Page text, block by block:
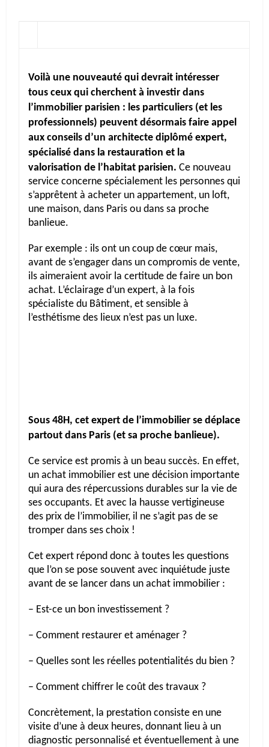
Voilà une nouveauté qui devrait intéresser
tous ceux qui cherchent à investir dans
l’immobilier parisien : les particuliers (et les
professionnels) peuvent désormais faire appel
aux conseils d’un architecte diplômé expert,
spécialisé dans la restauration et la
valorisation de l’habitat parisien.Ce nouveau
service concerne spécialement les personnes qui
s’apprêtent à acheter un appartement, un loft,
une maison, dans Paris ou dans sa proche
banlieue.
Par exemple : ils ont un coup de cœur mais,
avant de s’engager dans un compromis de vente,
ils aimeraient avoir la certitude de faire un bon
achat. L’éclairage d’un expert, à la fois
spécialiste du Bâtiment, et sensible à
l’esthétisme des lieux n’est pas un luxe.
Sous 48H, cet expert de l’immobilier se déplace
partout dans Paris (et sa proche banlieue).
Ce service est promis à un beau succès. En effet,
un achat immobilier est une décision importante
qui aura des répercussions durables sur la vie de
ses occupants. Et avec la hausse vertigineuse
des prix de l’immobilier, il ne s’agit pas de se
tromper dans ses choix !
Cet expert répond donc à toutes les questions
que l’on se pose souvent avec inquiétude juste
avant de se lancer dans un achat immobilier :
– Est-ce un bon investissement ?
– Comment restaurer et aménager ?
– Quelles sont les réelles potentialités du bien ?
– Comment chiffrer le coût des travaux ?
Concrètement, la prestation consiste en une
visite d’une à deux heures, donnant lieu à un
diagnostic personnalisé et éventuellement à une